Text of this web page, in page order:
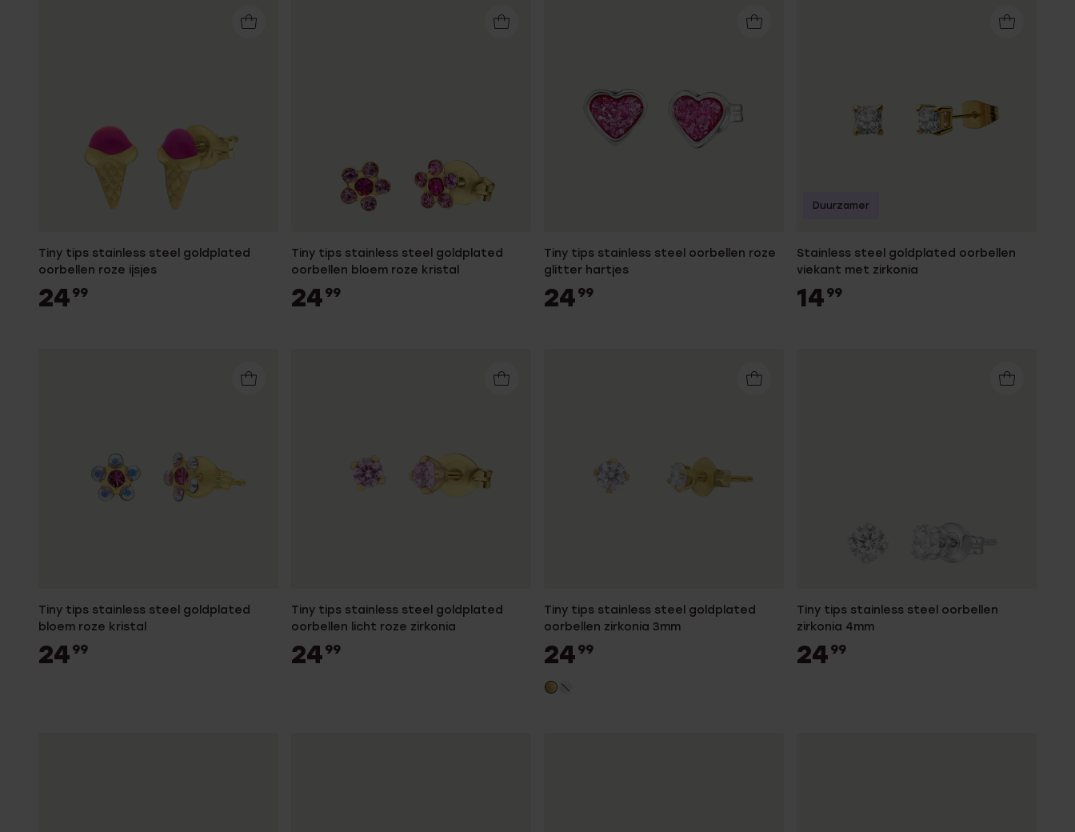
Tiny tips stainless steel goldplated
oorbellen roze ijsjes
24 99
Tiny tips stainless steel goldplated
oorbellen bloem roze kristal
24 99
Tiny tips stainless steel oorbellen roze
glitter hartjes
24 99
Stainless steel goldplated oorbellen
viekant met zirkonia
14 99
Duurzamer
Tiny tips stainless steel goldplated
bloem roze kristal
24 99
Tiny tips stainless steel goldplated
oorbellen licht roze zirkonia
24 99
Tiny tips stainless steel goldplated
oorbellen zirkonia 3mm
24 99
Tiny tips stainless steel oorbellen
zirkonia 4mm
24 99